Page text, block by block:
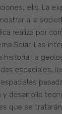
etc. La
a la
realiza por
Solar. Las
historia, la
espaciales,
desarrollo
que se